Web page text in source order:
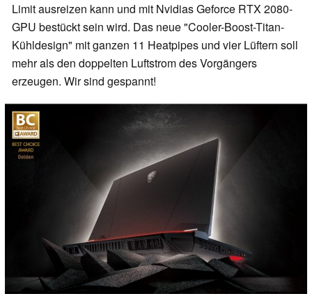
Limit ausreizen kann und mit Nvidias Geforce RTX 2080-
GPU bestückt sein wird. Das neue "Cooler-Boost-Titan-
Kühldesign" mit ganzen 11 Heatpipes und vier Lüftern soll
mehr als den doppelten Luftstrom des Vorgängers
erzeugen. Wir sind gespannt!